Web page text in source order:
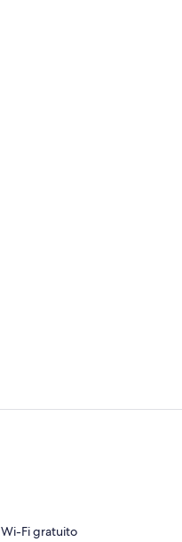
Wi-Fi gratuito